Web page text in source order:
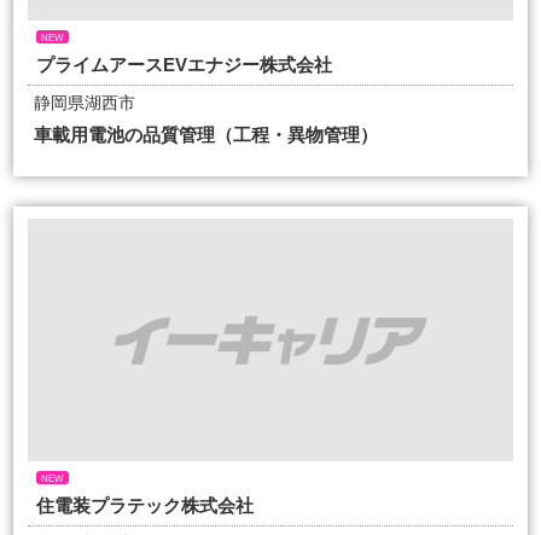
NEW
プライムアースEVエナジー株式会社
静岡県湖西市
車載用電池の品質管理（工程・異物管理）
NEW
住電装プラテック株式会社